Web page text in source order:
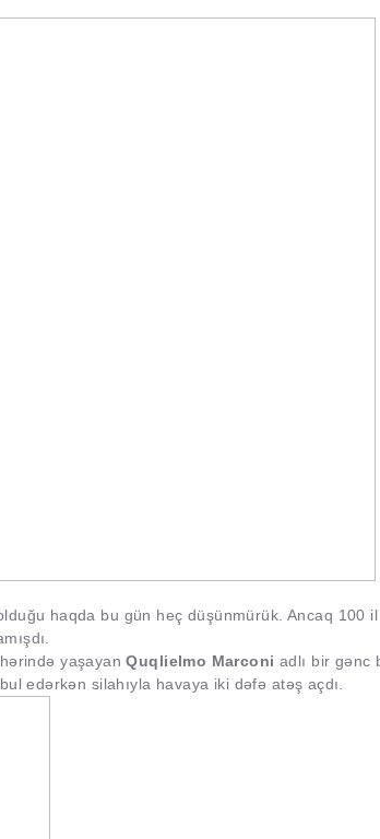
haqda bu gün heç düşünmürük. Ancaq 100
yaşayanQuqlielmo Marconiadlı bir gənc
edərkən silahıyla havaya iki dəfə atəş açdı.